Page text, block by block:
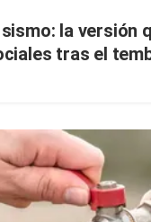
la versión
tras el